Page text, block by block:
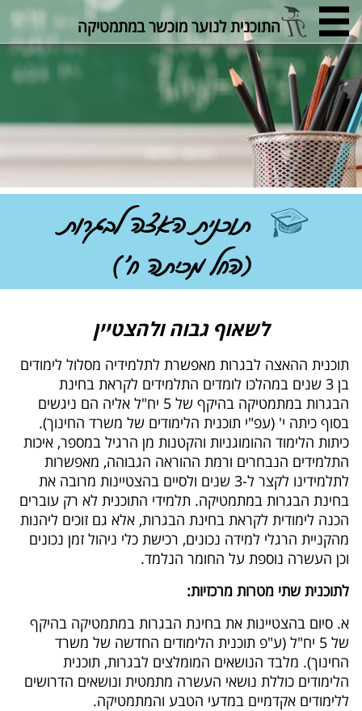
התוכנית לנוער מוכשר במתמטיקה
תוכנית האצה לבגרות
(החל מכיתה ח')
לשאוף גבוה ולהצטיין
תוכנית ההאצה לבגרות מאפשרת לתלמידיה מסלול לימודים
בן 3 שנים במהלכו לומדים התלמידים לקראת בחינת
הבגרות במתמטיקה בהיקף של 5 יח"ל אליה הם ניגשים
בסוף כיתה י' (עפ"י תוכנית הלימודים של משרד החינוך).
כיתות הלימוד ההומוגניות והקטנות מן הרגיל במספר, איכות
התלמידים הנבחרים ורמת ההוראה הגבוהה, מאפשרות
לתלמידינו לקצר ל-3 שנים ולסיים בהצטיינות מרובה את
בחינת הבגרות במתמטיקה. תלמידי התוכנית לא רק עוברים
הכנה לימודית לקראת בחינת הבגרות, אלא גם זוכים ליהנות
מהקניית הרגלי למידה נכונים, רכישת כלי ניהול זמן נכונים
וכן העשרה נוספת על החומר הנלמד.
לתוכנית שתי מטרות מרכזיות:
א. סיום בהצטיינות את בחינת הבגרות במתמטיקה בהיקף
של 5 יח"ל (ע"פ תוכנית הלימודים החדשה של משרד
החינוך). מלבד הנושאים המומלצים לבגרות, תוכנית
הלימודים כוללת נושאי העשרה מתמטית ונושאים הדרושים
ללימודים אקדמיים במדעי הטבע והמתמטיקה.